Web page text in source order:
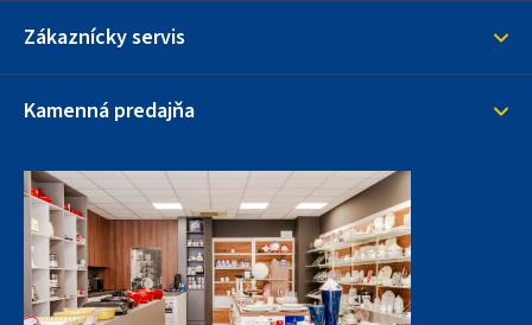
Zákaznícky servis
Kamenná predajňa